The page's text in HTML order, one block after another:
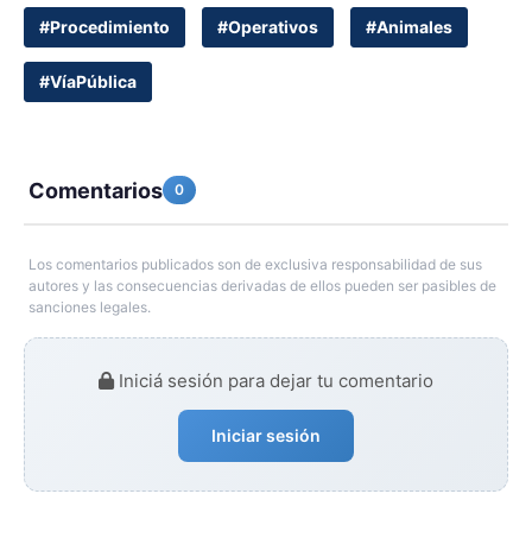
#Procedimiento #Operativos #Animales
#VíaPública
Comentarios 0
Los comentarios publicados son de exclusiva responsabilidad de sus
autores y las consecuencias derivadas de ellos pueden ser pasibles de
sanciones legales.
Iniciá sesión para dejar tu comentario
Iniciar sesión